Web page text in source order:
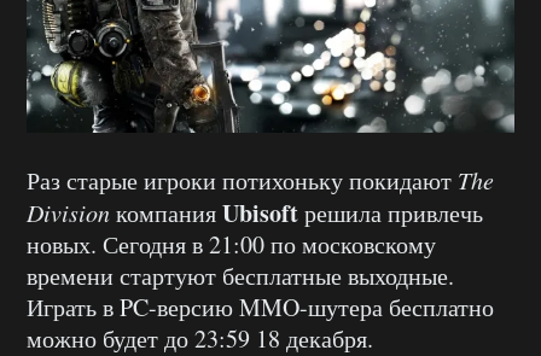
Раз старые игроки потихоньку покидают The
DivisionкомпанияUbisoftрешила привлечь
новых. Сегодня в 21:00 по московскому
времени стартуют бесплатные выходные.
Играть в PC-версию MMO-шутера бесплатно
можно будет до 23:59 18 декабря.